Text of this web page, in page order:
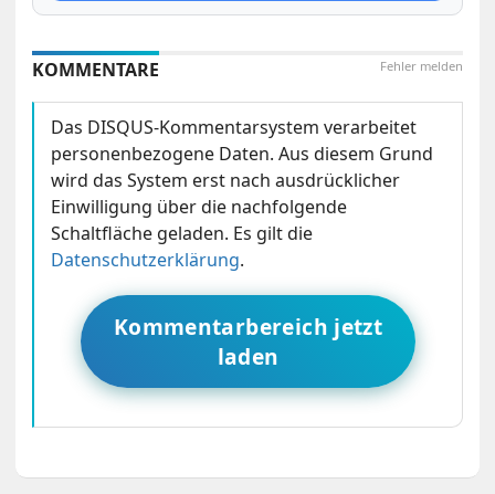
Fehler melden
KOMMENTARE
Das DISQUS-Kommentarsystem verarbeitet
personenbezogene Daten. Aus diesem Grund
wird das System erst nach ausdrücklicher
Einwilligung über die nachfolgende
Schaltfläche geladen. Es gilt die
Datenschutzerklärung.
Kommentarbereich jetzt
laden